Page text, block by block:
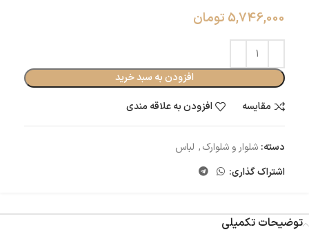
5,746,000 تومان
افزودن به سبد خرید
مقایسه
افزودن به علاقه مندی
دسته: شلوار و شلوارک, لباس
اشتراک گذاری:
توضیحات تکمیلی